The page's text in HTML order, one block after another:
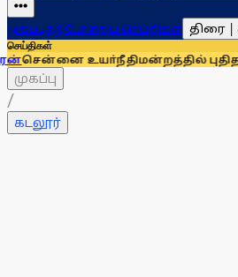
முகப்புதற்போதைய செய்திகள் திரை
செய்திகள்
புதிதாக 15
முகப்பு
/
கடலூர்